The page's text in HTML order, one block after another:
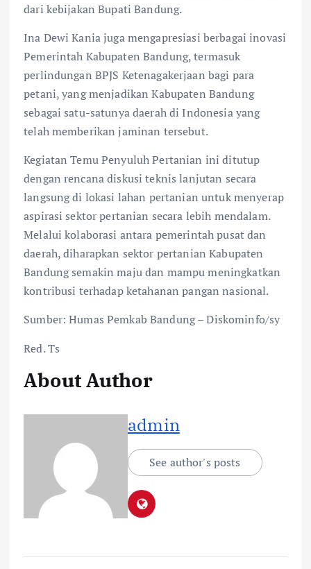
dari kebijakan Bupati Bandung.
Ina Dewi Kania juga mengapresiasi berbagai inovasi
Pemerintah Kabupaten Bandung, termasuk
perlindungan BPJS Ketenagakerjaan bagi para
petani, yang menjadikan Kabupaten Bandung
sebagai satu-satunya daerah di Indonesia yang
telah memberikan jaminan tersebut.
Kegiatan Temu Penyuluh Pertanian ini ditutup
dengan rencana diskusi teknis lanjutan secara
langsung di lokasi lahan pertanian untuk menyerap
aspirasi sektor pertanian secara lebih mendalam.
Melalui kolaborasi antara pemerintah pusat dan
daerah, diharapkan sektor pertanian Kabupaten
Bandung semakin maju dan mampu meningkatkan
kontribusi terhadap ketahanan pangan nasional.
Sumber: Humas Pemkab Bandung – Diskominfo/sy
Red. Ts
About Author
admin
See author's posts